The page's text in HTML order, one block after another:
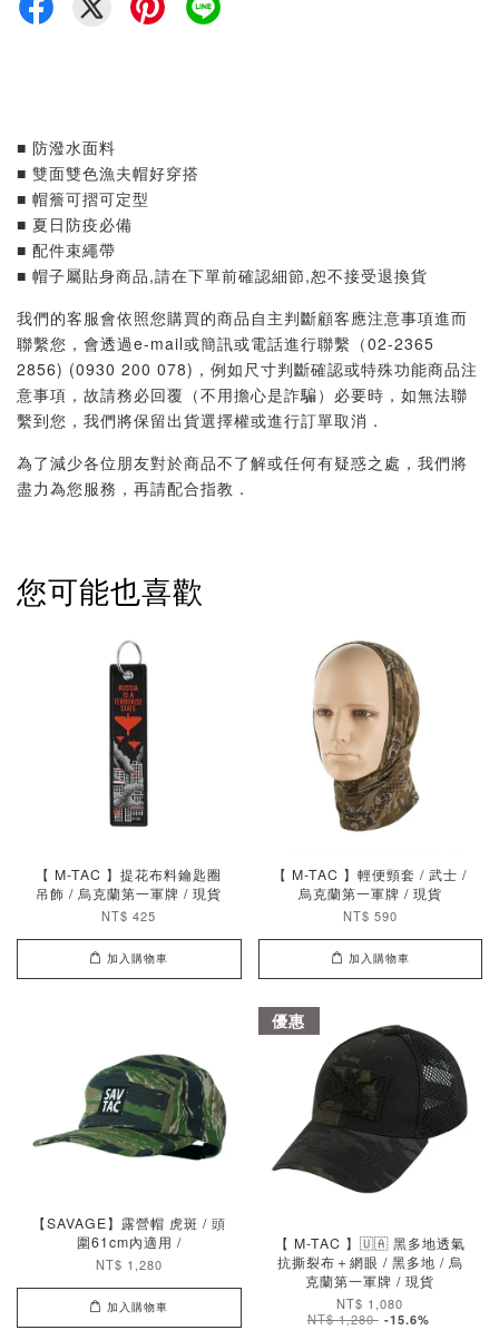
■ 防潑水面料
■ 雙面雙色漁夫帽好穿搭
■ 帽簷可摺可定型
■ 夏日防疫必備
■ 配件束繩帶
■ 帽子屬貼身商品,請在下單前確認細節,恕不接受退換貨
我們的客服會依照您購買的商品自主判斷顧客應注意事項進而
聯繫您，會透過e-mail或簡訊或電話進行聯繫（02-2365
2856) (0930 200 078)，例如尺寸判斷確認或特殊功能商品注
意事項，故請務必回覆（不用擔心是詐騙）必要時，如無法聯
繫到您，我們將保留出貨選擇權或進行訂單取消．
為了減少各位朋友對於商品不了解或任何有疑惑之處，我們將
盡力為您服務，再請配合指教．
您可能也喜歡
【 M-TAC 】提花布料鑰匙圈
吊飾 / 烏克蘭第一軍牌 / 現貨
NT$ 425
加入購物車
【 M-TAC 】輕便頸套 / 武士 /
烏克蘭第一軍牌 / 現貨
NT$ 590
加入購物車
【SAVAGE】露營帽 虎斑 / 頭
圍61cm內適用 /
NT$ 1,280
加入購物車
優惠
【 M-TAC 】🇺🇦 黑多地透氣
抗撕裂布＋網眼 / 黑多地 / 烏
克蘭第一軍牌 / 現貨
NT$ 1,080
NT$ 1,280 -15.6%